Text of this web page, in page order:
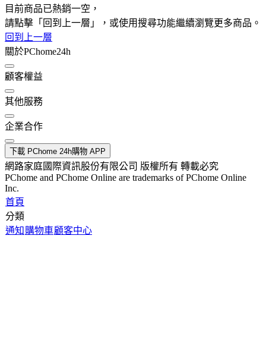
目前商品已熱銷一空，
請點擊「回到上一層」，或使用搜尋功能繼續瀏覽更多商品。
回到上一層
關於PChome24h
顧客權益
其他服務
企業合作
下載 PChome 24h購物 APP
網路家庭國際資訊股份有限公司 版權所有 轉載必究
PChome and PChome Online are trademarks of PChome Online
Inc.
首頁
分類
通知 購物車顧客中心